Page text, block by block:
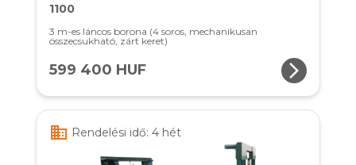
1100
3 m-es láncos borona (4 soros, mechanikusan
összecsukható, zárt keret)
599 400 HUF arrow_forward_ios
business Rendelési idő: 4 hét